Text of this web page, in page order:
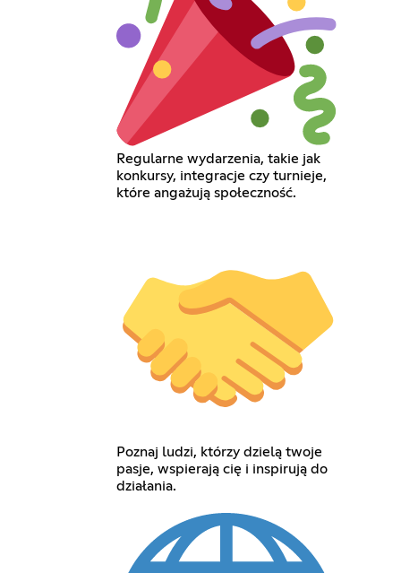
Regularne wydarzenia, takie jak
konkursy, integracje czy turnieje,
które angażują społeczność.
Poznaj ludzi, którzy dzielą twoje
pasje, wspierają cię i inspirują do
działania.